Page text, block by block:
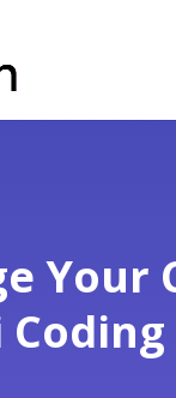
Your